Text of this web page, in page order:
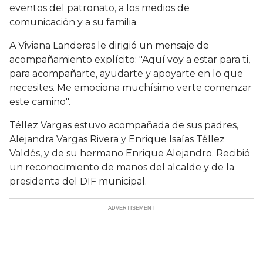
eventos del patronato, a los medios de
comunicación y a su familia.
A Viviana Landeras le dirigió un mensaje de
acompañamiento explícito: "Aquí voy a estar para ti,
para acompañarte, ayudarte y apoyarte en lo que
necesites. Me emociona muchísimo verte comenzar
este camino".
Téllez Vargas estuvo acompañada de sus padres,
Alejandra Vargas Rivera y Enrique Isaías Téllez
Valdés, y de su hermano Enrique Alejandro. Recibió
un reconocimiento de manos del alcalde y de la
presidenta del DIF municipal.